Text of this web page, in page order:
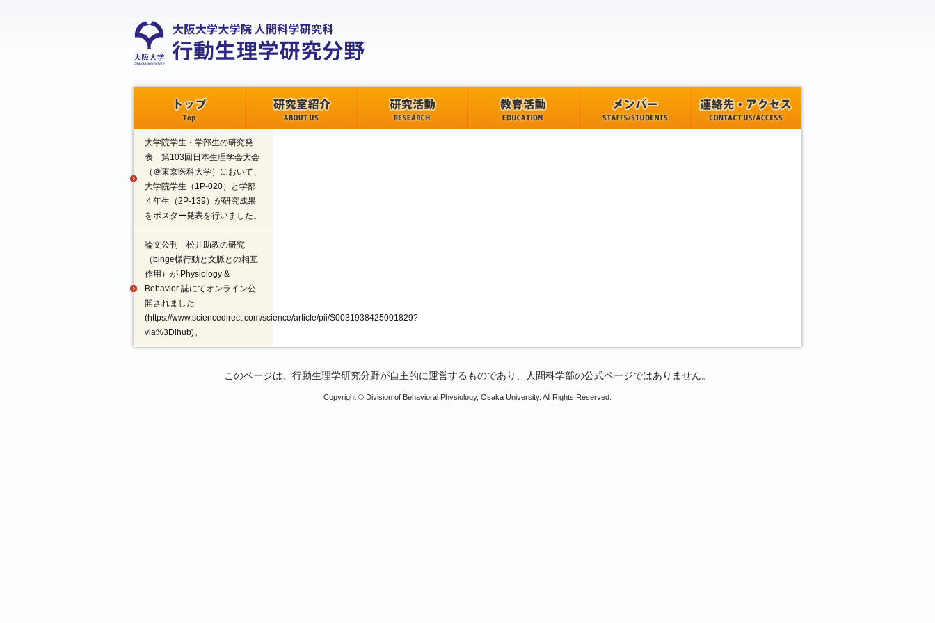
大学院学生・学部生の研究発
表 第103回日本生理学会大会
（＠東京医科大学）において、
大学院学生（1P-020）と学部
４年生（2P-139）が研究成果
をポスター発表を行いました。
論文公刊 松井助教の研究
（binge様行動と文脈との相互
作用）が Physiology &
Behavior 誌にてオンライン公
開されました
(https://www.sciencedirect.com/science/article/pii/S0031938425001829?
via%3Dihub)。
このページは、行動生理学研究分野が自主的に運営するものであり、人間科学部の公式ページではありません。
Copyright © Division of Behavioral Physiology, Osaka University. All Rights Reserved.